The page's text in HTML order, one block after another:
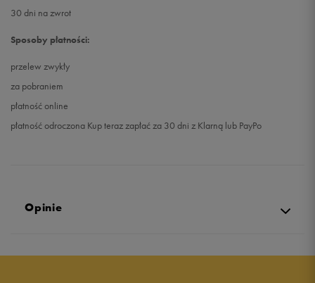
30 dni na zwrot
Sposoby płatności:
przelew zwykły
za pobraniem
płatność online
płatność odroczona Kup teraz zapłać za 30 dni z Klarną lub PayPo
Opinie